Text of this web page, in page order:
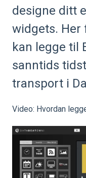
designe ditt
widgets. Her
kan legge til
sanntids
transport i
Video: Hvordan